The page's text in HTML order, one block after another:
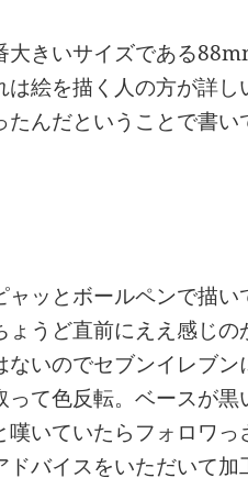
大きいサイズである
は絵を描く人の方が詳
んだということで書い
ャッとボールペンで描
ょうど直前にええ感じの
ないのでセブンイレブ
って色反転。ベースが黒
嘆いていたらフォロワ
バイスをいただいて加